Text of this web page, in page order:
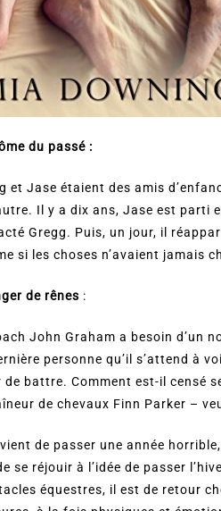
du passé :
et Jase étaient des amis
Il y a dix ans, Jase est parti
Gregg. Puis, un jour, il
si les choses n’avaient jamais
de rênes :
John Graham a besoin d’un
personne qu’il s’attend à
battre. Comment est-il censé
de chevaux Finn Parker –
de passer une année
se réjouir à l’idée de passer
équestres, il est de retour